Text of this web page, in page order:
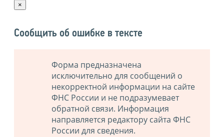
×
Сообщить об ошибке в тексте
Форма предназначена
исключительно для сообщений о
некорректной информации на сайте
ФНС России и не подразумевает
обратной связи. Информация
направляется редактору сайта ФНС
России для сведения.